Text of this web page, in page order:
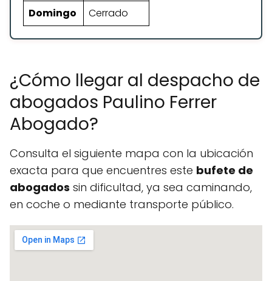
Domingo
Cerrado
¿Cómo llegar al despacho de
abogados Paulino Ferrer
Abogado?
Consulta el siguiente mapa con la ubicación
exacta para que encuentres este bufete de
abogados sin dificultad, ya sea caminando,
en coche o mediante transporte público.